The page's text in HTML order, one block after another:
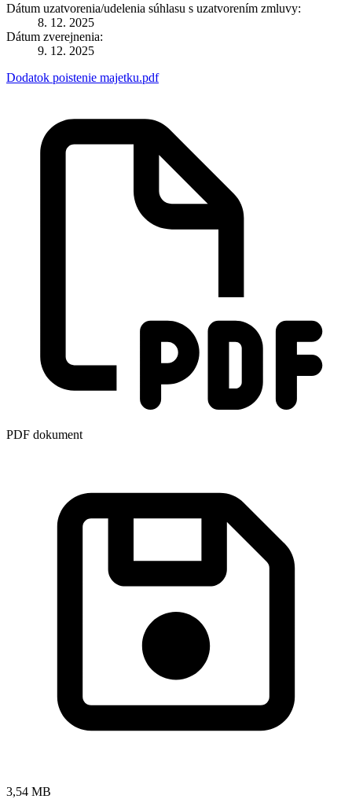
Dátum uzatvorenia/udelenia súhlasu s uzatvorením zmluvy:
8. 12. 2025
Dátum zverejnenia:
9. 12. 2025
Dodatok poistenie majetku.pdf
PDF dokument
3,54 MB